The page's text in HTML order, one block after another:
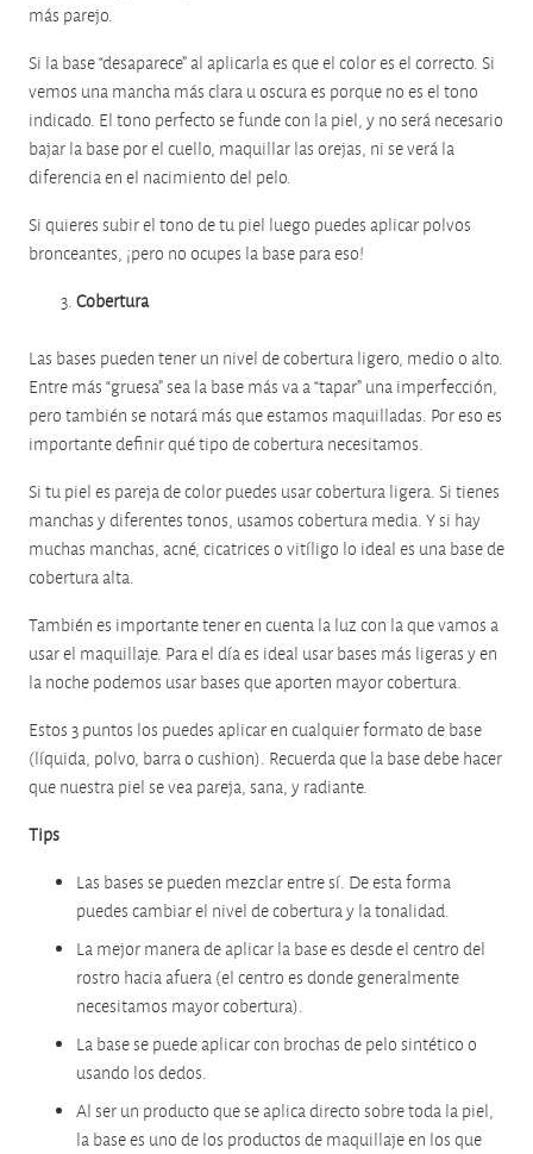
más parejo.
Si la base “desaparece” al aplicarla es que el color es el correcto. Si
vemos una mancha más clara u oscura es porque no es el tono
indicado. El tono perfecto se funde con la piel, y no será necesario
bajar la base por el cuello, maquillar las orejas, ni se verá la
diferencia en el nacimiento del pelo.
Si quieres subir el tono de tu piel luego puedes aplicar polvos
bronceantes, ¡pero no ocupes la base para eso!
Cobertura
Las bases pueden tener un nivel de cobertura ligero, medio o alto.
Entre más “gruesa” sea la base más va a “tapar” una imperfección,
pero también se notará más que estamos maquilladas. Por eso es
importante definir qué tipo de cobertura necesitamos.
Si tu piel es pareja de color puedes usar cobertura ligera. Si tienes
manchas y diferentes tonos, usamos cobertura media. Y si hay
muchas manchas, acné, cicatrices o vitíligo lo ideal es una base de
cobertura alta.
También es importante tener en cuenta la luz con la que vamos a
usar el maquillaje. Para el día es ideal usar bases más ligeras y en
la noche podemos usar bases que aporten mayor cobertura.
Estos 3 puntos los puedes aplicar en cualquier formato de base
(líquida, polvo, barra o cushion). Recuerda que la base debe hacer
que nuestra piel se vea pareja, sana, y radiante.
Tips
Las bases se pueden mezclar entre sí. De esta forma
puedes cambiar el nivel de cobertura y la tonalidad.
La mejor manera de aplicar la base es desde el centro del
rostro hacia afuera (el centro es donde generalmente
necesitamos mayor cobertura).
La base se puede aplicar con brochas de pelo sintético o
usando los dedos.
Al ser un producto que se aplica directo sobre toda la piel,
la base es uno de los productos de maquillaje en los que